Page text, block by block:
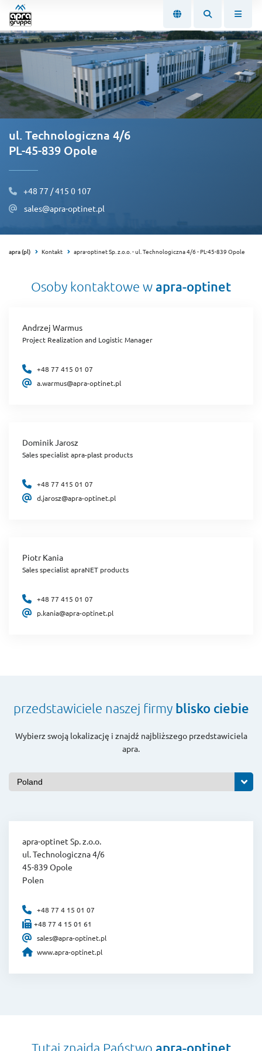
ul. Technologiczna 4/6
PL-45-839 Opole
+48 77 / 415 0 107
sales@apra-optinet.pl
apra (pl) Kontakt apra-optinet Sp. z.o.o. - ul. Technologiczna 4/6 - PL-45-839 Opole
Osoby kontaktowe wapra-optinet
Andrzej Warmus
Project Realization and Logistic Manager
+48 77 415 01 07
a.warmus@apra-optinet.pl
Dominik Jarosz
Sales specialist apra-plast products
+48 77 415 01 07
d.jarosz@apra-optinet.pl
Piotr Kania
Sales specialist apraNET products
+48 77 415 01 07
p.kania@apra-optinet.pl
przedstawiciele naszej firmy blisko ciebie
Wybierz swoją lokalizację i znajdź najbliższego przedstawiciela
apra.
apra-optinet Sp. z.o.o.
ul. Technologiczna 4/6
45-839 Opole
Polen
+48 77 4 15 01 07
+48 77 4 15 01 61
sales@apra-optinet.pl
www.apra-optinet.pl
Tutaj znajdą Państwo apra-optinet